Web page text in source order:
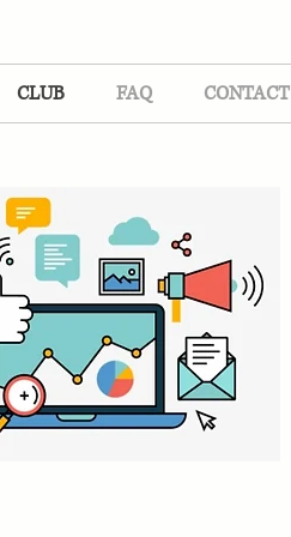
CLUB FAQ CONTACT